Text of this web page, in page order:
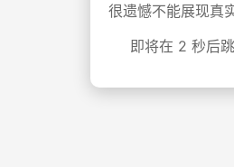
很遗憾不能展现真
即将在1秒后跳